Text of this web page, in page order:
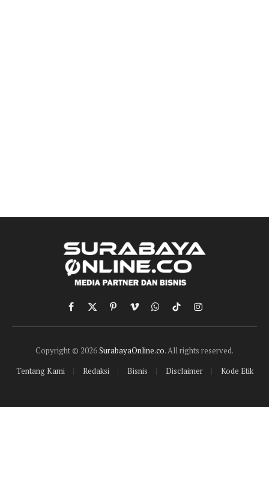
Facebook
X
(Twitter)
PinterestVimeoWhatsApp
TikTokInstagram
Copyright © 2026SurabayaOnline.co. All rights reserved.
Tentang Kami
Redaksi Bisnis Disclaimer Kode Etik